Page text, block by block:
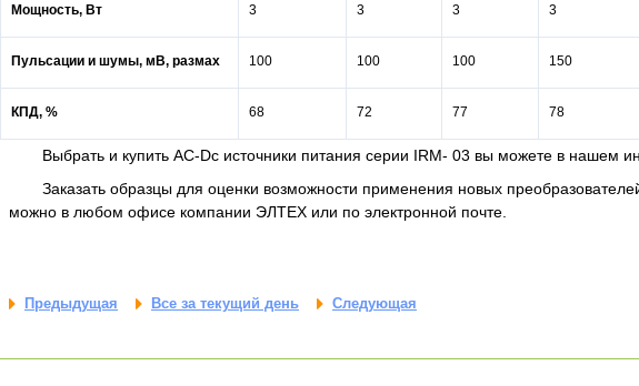
Мощность, Вт 3 3 3 3
Пульсации и шумы, мВ, размах 100 100 100 150
КПД, % 68 72 77 78
Выбрать и купить AC-Dc источники питания серии IRM- 03 вы можете в нашем
Заказать образцы для оценки возможности применения новых
можно в любом офисе компании ЭЛТЕХ или по электронной почте.
Предыдущая Все за текущий день Следующая